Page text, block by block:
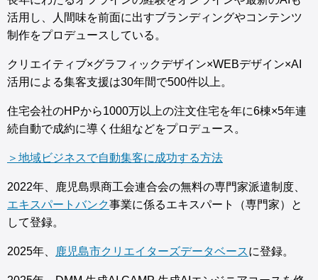
活用し、人間味を前面に出すブランディングやコンテンツ
制作をプロデュースしている。
クリエイティブ×グラフィックデザイン×WEBデザイン×AI
活用による集客支援は30年間で500件以上。
住宅会社のHPから1000万以上の注文住宅を年に6棟×5年連
続自動で成約に導く仕組などをプロデュース。
＞地域ビジネスで自動集客に成功する方法
2022年、鹿児島県商工会連合会の無料の専門家派遣制度、
エキスパートバンク事業に係るエキスパート（専門家）と
して登録。
2025年、 鹿児島市クリエイターズデータベースに登録。